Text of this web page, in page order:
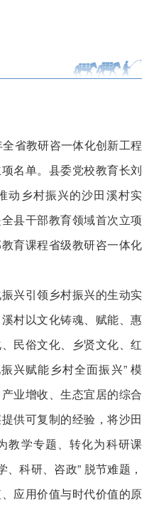
省教研咨一体化创新工程
名单。县委党校教育长刘
动乡村振兴的沙田溪村实
县干部教育领域首次立项
育课程省级教研咨一体化
兴引领乡村振兴的生动实
村以文化铸魂、赋能、惠
民俗文化、乡贤文化、红
兴赋能乡村全面振兴” 模
业增收、生态宜居的综合
供可复制的经验，将沙田
教学专题、转化为科研课
科研、咨政” 脱节难题，
应用价值与时代价值的原